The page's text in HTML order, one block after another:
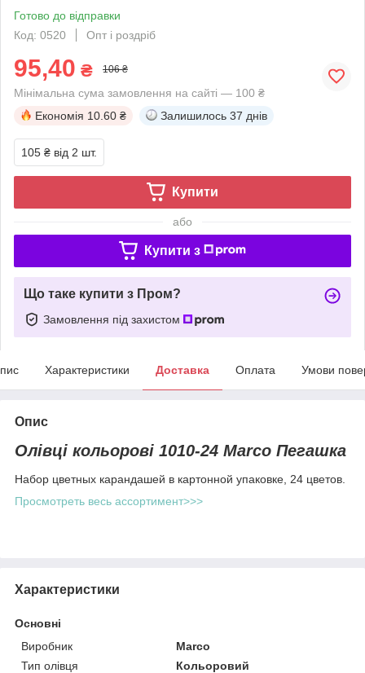
Готово до відправки
Код: 0520
Опт і роздріб
95,40 ₴ 106 ₴
Мінімальна сума замовлення на сайті — 100 ₴
Економія 10.60 ₴ Залишилось 37 днів
105 ₴ від 2 шт.
Купити
або
Купити з
Що таке купити з Пром?
Замовлення під захистом
Характеристики Доставка Оплата Умови
Опис
Олівці кольорові 1010-24 Marco Пегашка
Набор цветных карандашей в картонной упаковке, 24 цветов.
Просмотреть весь ассортимент>>>
Характеристики
Основні
Виробник
Marco
Тип олівця
Кольоровий